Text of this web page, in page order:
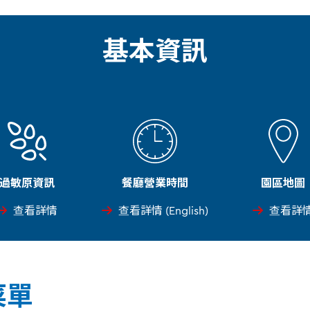
基本資訊
過敏原資訊
查看詳情
餐廳營業時間
查看詳情 (English)
園區地圖
查看詳